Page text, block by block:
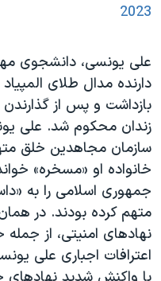
2023
علی یونسی، دانشجوی
زندان محکوم شد. علی
سازمان مجاهدین خلق
خانواده او «مسخره»
جمهوری اسلامی را به
متهم کرده بودند. در
نهادهای امنیتی، از
اعترافات اجباری علی